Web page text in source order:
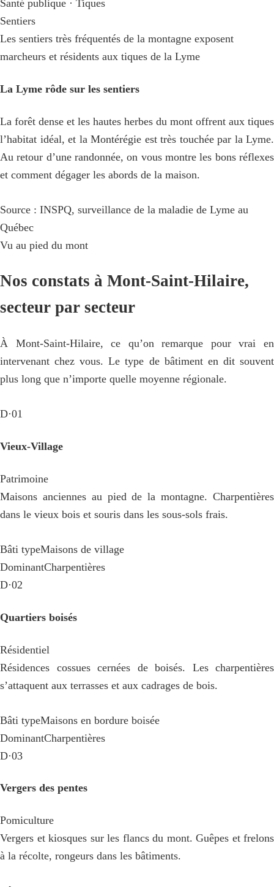
Santé publique · Tiques
Sentiers
Les sentiers très fréquentés de la montagne exposent
marcheurs et résidents aux tiques de la Lyme
La Lyme rôde sur les sentiers
La forêt dense et les hautes herbes du mont offrent aux tiques
l’habitat idéal, et la Montérégie est très touchée par la Lyme.
Au retour d’une randonnée, on vous montre les bons réflexes
et comment dégager les abords de la maison.
Source : INSPQ, surveillance de la maladie de Lyme au
Québec
Vu au pied du mont
Nos constats à Mont-Saint-Hilaire,
secteur par secteur
À Mont-Saint-Hilaire, ce qu’on remarque pour vrai en
intervenant chez vous. Le type de bâtiment en dit souvent
plus long que n’importe quelle moyenne régionale.
D·01
Vieux-Village
Patrimoine
Maisons anciennes au pied de la montagne. Charpentières
dans le vieux bois et souris dans les sous-sols frais.
Bâti typeMaisons de village
DominantCharpentières
D·02
Quartiers boisés
Résidentiel
Résidences cossues cernées de boisés. Les charpentières
s’attaquent aux terrasses et aux cadrages de bois.
Bâti typeMaisons en bordure boisée
DominantCharpentières
D·03
Vergers des pentes
Pomiculture
Vergers et kiosques sur les flancs du mont. Guêpes et frelons
à la récolte, rongeurs dans les bâtiments.